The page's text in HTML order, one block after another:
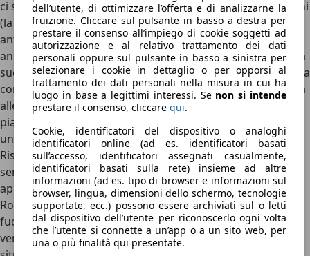
dell’utente, di ottimizzare l’offerta e di analizzarne la
fruizione. Cliccare sul pulsante in basso a destra per
prestare il consenso all’impiego di cookie soggetti ad
autorizzazione e al relativo trattamento dei dati
personali oppure sul pulsante in basso a sinistra per
selezionare i cookie in dettaglio o per opporsi al
trattamento dei dati personali nella misura in cui ha
luogo in base a legittimi interessi. Se non si intende
prestare il consenso, cliccare qui.
Cookie, identificatori del dispositivo o analoghi
identificatori online (ad es. identificatori basati
sull’accesso, identificatori assegnati casualmente,
identificatori basati sulla rete) insieme ad altre
informazioni (ad es. tipo di browser e informazioni sul
browser, lingua, dimensioni dello schermo, tecnologie
supportate, ecc.) possono essere archiviati sul o letti
dal dispositivo dell’utente per riconoscerlo ogni volta
che l’utente si connette a un’app o a un sito web, per
una o più finalità qui presentate.
ci si possa aspettare.Il peso, però, è alto in tutte le versioni
(la P160 con il 1.5 tre cilindri turbobenzina e la trazione
anteriore supera i 1.700 kg). Le dimensioni sono ideali
anche per l’utilizzo nel traffico, dove è estremamente più a
suo agio di qualsiasi altro Land Rover. Lo sterzo leggero ma
con una buona sostanza sotto le mani e un’ottima stabilità
alle velocità autostradali rendono l’Evoque un’auto
piacevole e confortante da usare tutti i giorni, grazie ad
un’insonorizzazione ben curata.
Rispetto ad altri SUV di dimensioni simili, poi, c’è una
sensazione di maggiore raffinatezza che rende più
appaganti anche i viaggi più “normali”. Essendo una Land
Rover, poi, non si può trascurare l’aspetto della guida
fuoristrada: difficilmente un qualsiasi Evoque ha visto un
vero percorso offroad, ma nel caso in cui ci si trovasse in